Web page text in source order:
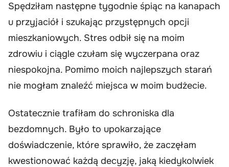
Spędziłam następne tygodnie śpiąc na kanapach
u przyjaciół i szukając przystępnych opcji
mieszkaniowych. Stres odbił się na moim
zdrowiu i ciągle czułam się wyczerpana oraz
niespokojna. Pomimo moich najlepszych starań
nie mogłam znaleźć miejsca w moim budżecie.
Ostatecznie trafiłam do schroniska dla
bezdomnych. Było to upokarzające
doświadczenie, które sprawiło, że zaczęłam
kwestionować każdą decyzję, jaką kiedykolwiek